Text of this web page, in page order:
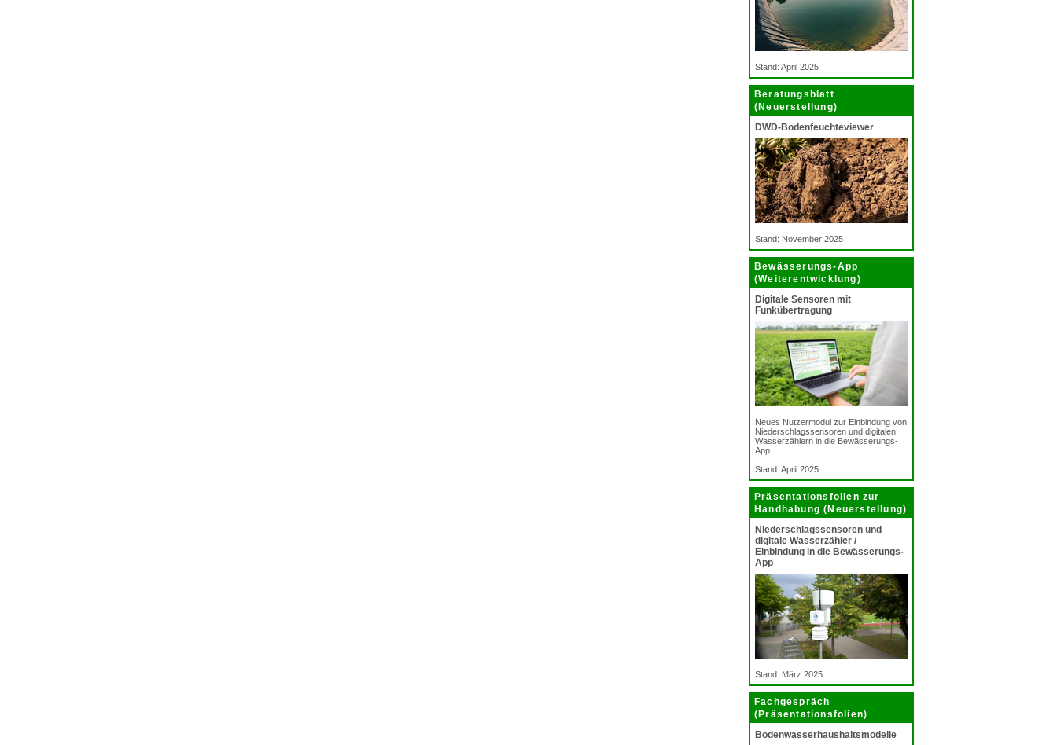
Stand: April 2025
Beratungsblatt
(Neuerstellung)
DWD-Bodenfeuchteviewer
Stand: November 2025
Bewässerungs-App
(Weiterentwicklung)
Digitale Sensoren mit
Funkübertragung
Neues Nutzermodul zur Einbindung von
Niederschlagssensoren und digitalen
Wasserzählern in die Bewässerungs-
App
Stand: April 2025
Präsentationsfolien zur
Handhabung (Neuerstellung)
Niederschlagssensoren und
digitale Wasserzähler /
Einbindung in die Bewässerungs-
App
Stand: März 2025
Fachgespräch
(Präsentationsfolien)
Bodenwasserhaushaltsmodelle